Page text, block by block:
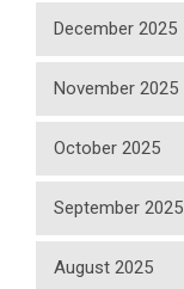
December 2025
November 2025
October 2025
September 2025
August 2025